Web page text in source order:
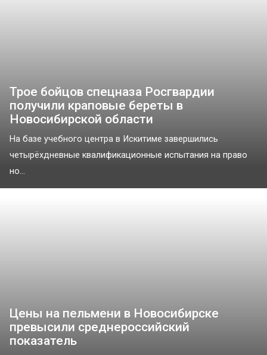
Трое бойцов спецназа Росгвардии
получили краповые береты в
Новосибирской области
На базе учебного центра в Искитиме завершились
четырёхдневные квалификационные испытания на право
но...
Цены на пельмени в Новосибирске
превысили среднероссийский
показатель